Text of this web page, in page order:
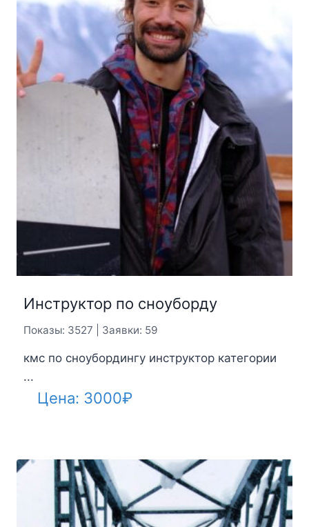
Инструктор по сноуборду
Показы: 3527 | Заявки: 59
кмс по сноубордингу инструктор категории
...
Цена: 3000₽